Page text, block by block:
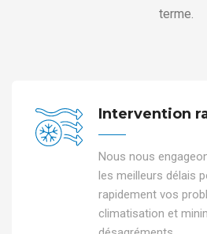
terme.
Intervention
Nous nous
les meilleurs délais
rapidement vos
climatisation et